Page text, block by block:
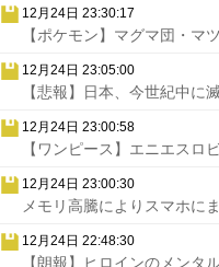
12月24日 23:30:17
【ポケモン】マグマ団・マ
12月24日 23:05:00
【悲報】日本、今世紀中に
12月24日 23:00:58
【ワンピース】エニエスロ
12月24日 23:00:30
メモリ高騰によりスマホに
12月24日 22:48:30
【朗報】ヒロインのメンタ